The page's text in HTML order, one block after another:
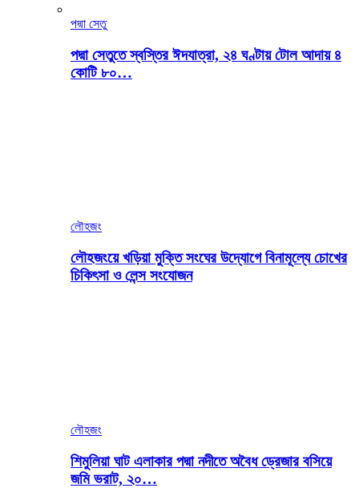
পদ্মা সেতু
পদ্মা সেতুতে স্বস্তির ঈদযাত্রা, ২৪ ঘণ্টায় টোল আদায় ৪
কোটি ৮০…
লৌহজং
লৌহজংয়ে খড়িয়া মুক্তি সংঘের উদ্যোগে বিনামূল্যে চোখের
চিকিৎসা ও লেন্স সংযোজন
লৌহজং
শিমুলিয়া ঘাট এলাকার পদ্মা নদীতে অবৈধ ড্রেজার বসিয়ে
জমি ভরাট, ২০…